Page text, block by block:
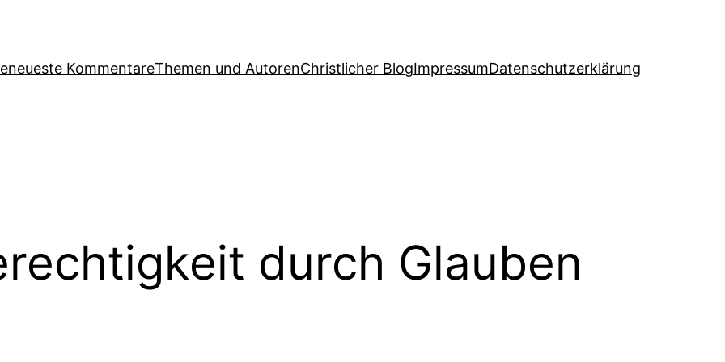
neueste KommentareThemen und AutorenChristlicher BlogImpressumDatenschutzerklärung
durch Glauben